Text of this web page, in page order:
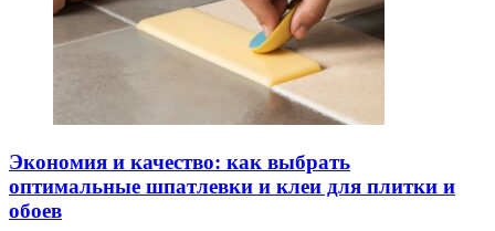
Экономия и качество: как выбрать
оптимальные шпатлевки и клеи для плитки и
обоев